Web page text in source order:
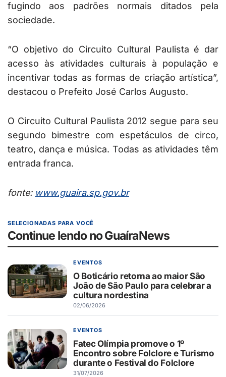
fugindo aos padrões normais ditados pela
sociedade.
“O objetivo do Circuito Cultural Paulista é dar
acesso às atividades culturais à população e
incentivar todas as formas de criação artística”,
destacou o Prefeito José Carlos Augusto.
O Circuito Cultural Paulista 2012 segue para seu
segundo bimestre com espetáculos de circo,
teatro, dança e música. Todas as atividades têm
entrada franca.
fonte: www.guaira.sp.gov.br
SELECIONADAS PARA VOCÊ
Continue lendo no GuaíraNews
EVENTOS
O Boticário retorna ao maior São
João de São Paulo para celebrar a
cultura nordestina
02/06/2026
EVENTOS
Fatec Olímpia promove o 1º
Encontro sobre Folclore e Turismo
durante o Festival do Folclore
31/07/2026